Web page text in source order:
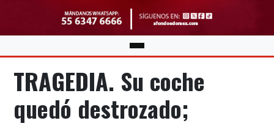
TRAGEDIA. Su coche
quedó destrozado;